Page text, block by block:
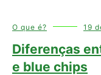
O que é? 19
Diferenças
e blue chips